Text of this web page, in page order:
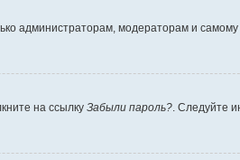
администраторам, модераторам и
на ссылку Забыли пароль? . Следуйте